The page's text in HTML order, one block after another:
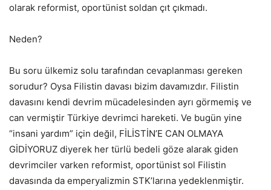
olarak reformist, oportünist soldan çıt çıkmadı.
Neden?
Bu soru ülkemiz solu tarafından cevaplanması gereken
sorudur? Oysa Filistin davası bizim davamızdır. Filistin
davasını kendi devrim mücadelesinden ayrı görmemiş ve
can vermiştir Türkiye devrimci hareketi. Ve bugün yine
“insani yardım” için değil, FİLİSTİN’E CAN OLMAYA
GİDİYORUZ diyerek her türlü bedeli göze alarak giden
devrimciler varken reformist, oportünist sol Filistin
davasında da emperyalizmin STK’larına yedeklenmiştir.